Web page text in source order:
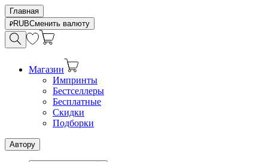
Главная
RUBСменить валюту
Магазин
Импринты
Бестселлеры
Бесплатные
Скидки
Подборки
Автору